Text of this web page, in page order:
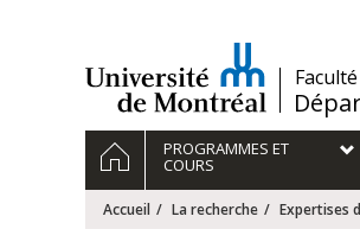
/
Navigation
principale
ACCUEILPROGRAMMES ET
COURS
Accueil La recherche Expertises